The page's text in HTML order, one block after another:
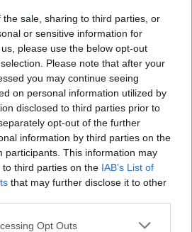
sale, sharing to third parties, or
or sensitive information for
please use the below opt-out
Please note that after your
you may continue seeing
on personal information utilized by
disclosed to third parties prior to
opt-out of the further
information by third parties on the
participants. This information may
third parties on the IAB’s List of
that may further disclose it to other
Opt Outs
alle ore 18.30 presso Talent Garden
Facebook
Telegram WhatsApp
delle news di TecnoGazzetta?